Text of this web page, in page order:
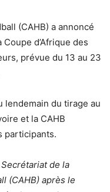
(CAHB) a annoncé
d’Afrique des
prévue du 13 au 23
lendemain du tirage au
et la CAHB
participants.
de la
(CAHB) après le